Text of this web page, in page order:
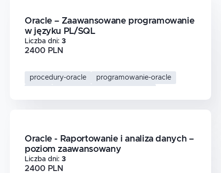
Oracle – Zaawansowane programowanie
w języku PL/SQL
Liczba dni: 3
2400 PLN
procedury-oracle
programowanie-oracle
Oracle - Raportowanie i analiza danych –
poziom zaawansowany
Liczba dni: 3
2400 PLN